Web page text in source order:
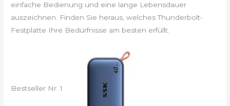
einfache Bedienung und eine lange Lebensdauer
auszeichnen. Finden Sie heraus, welches Thunderbolt-
Festplatte Ihre Bedürfnisse am besten erfüllt.
Bestseller Nr. 1